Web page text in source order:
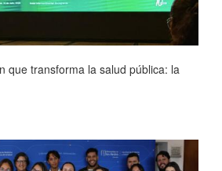
que transforma la salud pública: la